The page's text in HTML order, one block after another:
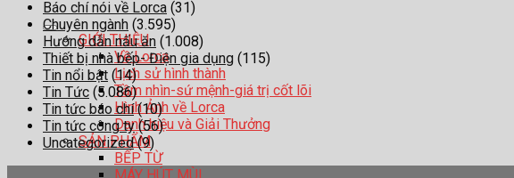
GIỚI THIỆU
Về Lorca
Lịch sử hình thành
Tầm nhìn-sứ mệnh-giá trị cốt lõi
Hình Ảnh về Lorca
Danh hiệu và Giải Thưởng
SẢN PHẨM
BẾP TỪ
Báo chí nói về Lorca (31)
Chuyên ngành (3.595)
Hướng dẫn nấu ăn (1.008)
Thiết bị nhà bếp- Điện gia dụng (115)
Tin nổi bật (14)
Tin Tức (5.086)
Tin tức báo chí(10)
Tin tức công ty(56)
Uncategorized(9)